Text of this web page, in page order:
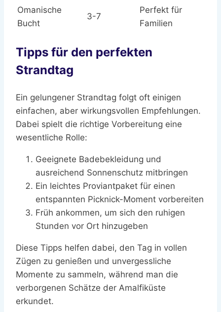
Omanische
Bucht
3-7
Perfekt für
Familien
Tipps für den perfekten
Strandtag
Ein gelungener Strandtag folgt oft einigen
einfachen, aber wirkungsvollen Empfehlungen.
Dabei spielt die richtige Vorbereitung eine
wesentliche Rolle:
Geeignete Badebekleidung und
ausreichend Sonnenschutz mitbringen
Ein leichtes Proviantpaket für einen
entspannten Picknick-Moment vorbereiten
Früh ankommen, um sich den ruhigen
Stunden vor Ort hinzugeben
Diese Tipps helfen dabei, den Tag in vollen
Zügen zu genießen und unvergessliche
Momente zu sammeln, während man die
verborgenen Schätze der Amalfiküste
erkundet.